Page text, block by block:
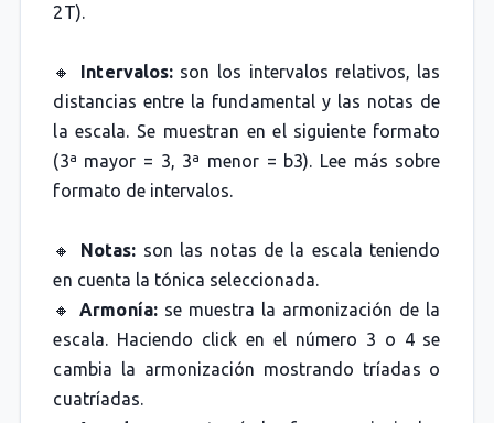
2T).
🔸 Intervalos:son los intervalos relativos, las
distancias entre la fundamental y las notas de
la escala. Se muestran en el siguiente formato
(3ª mayor = 3, 3ª menor = b3). Lee más sobre
formato de intervalos.
🔸 Notas: son las notas de la escala teniendo
en cuenta la tónica seleccionada.
🔸Armonía:se muestra la armonización de la
escala. Haciendo click en el número 3 o 4 se
cambia la armonización mostrando tríadas o
cuatríadas.